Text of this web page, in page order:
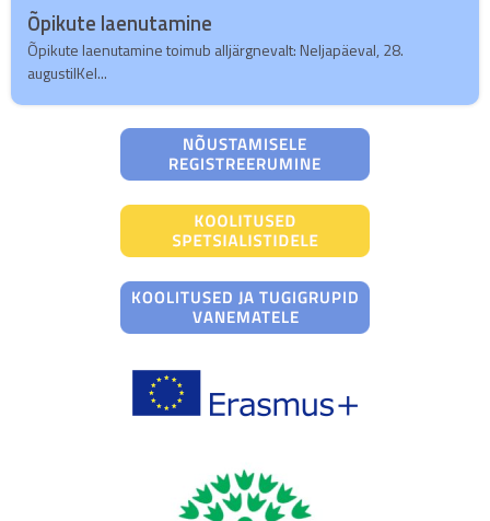
Õpikute laenutamine
Õpikute laenutamine toimub alljärgnevalt: Neljapäeval, 28.
augustilKel...